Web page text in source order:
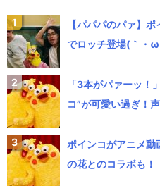
【パパパのパァ】
でロッチ登場(｀・ω
「3本がパァーッ！
コ”が可愛い過ぎ！
ポインコがアニメ
の花とのコラボも！